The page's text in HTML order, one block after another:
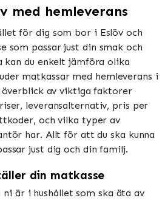
med hemleverans
för dig som bor i Eslöv och
som passar just din smak och
kan du enkelt jämföra olika
matkassar med hemleverans i
överblick av viktiga faktorer
leveransalternativ, pris per
och vilka typer av
har. Allt för att du ska kunna
just dig och din familj.
din matkasse
ni är i hushållet som ska äta av